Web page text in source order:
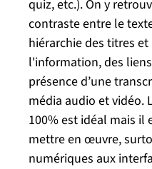
quiz, etc.). On y
contraste entre le
hiérarchie des titres
l'information, des
présence d’une
média audio et vidéo.
100% est idéal mais il
mettre en œuvre,
numériques aux